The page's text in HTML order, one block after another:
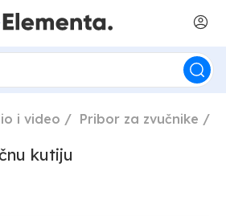
i video Pribor za zvučnike
kutiju